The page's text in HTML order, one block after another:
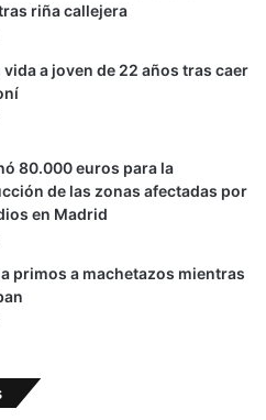
riña callejera
vida a joven de 22 años tras caer
80.000 euros para la
de las zonas afectadas por
en Madrid
primos a machetazos mientras